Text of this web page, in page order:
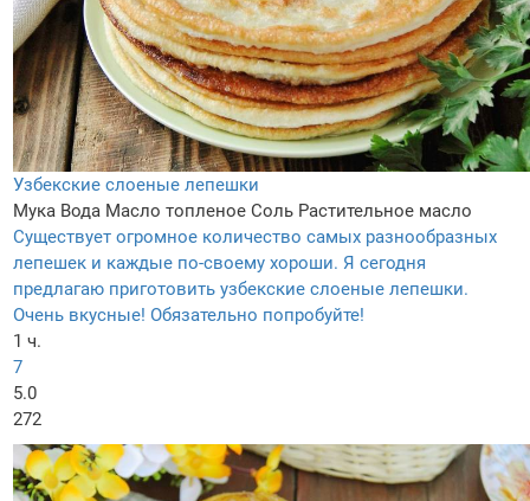
Узбекские слоеные лепешки
Мука Вода Масло топленое Соль Растительное масло
Существует огромное количество самых разнообразных
лепешек и каждые по-своему хороши. Я сегодня
предлагаю приготовить узбекские слоеные лепешки.
Очень вкусные! Обязательно попробуйте!
1 ч.
7
5.0
272